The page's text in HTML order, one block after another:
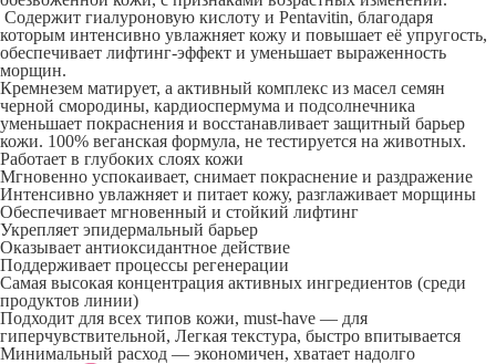
Содержит гиалуроновую кислоту и Pentavitin, благодаря
которым интенсивно увлажняет кожу и повышает её упругость,
обеспечивает лифтинг-эффект и уменьшает выраженность
морщин.
Кремнезем матирует, а активный комплекс из масел семян
черной смородины, кардиоспермума и подсолнечника
уменьшает покраснения и восстанавливает защитный барьер
кожи. 100% веганская формула, не тестируется на животных.
Работает в глубоких слоях кожи
Мгновенно успокаивает, снимает покраснение и раздражение
Интенсивно увлажняет и питает кожу, разглаживает морщины
Обеспечивает мгновенный и стойкий лифтинг
Укрепляет эпидермальный барьер
Оказывает антиоксидантное действие
Поддерживает процессы регенерации
Самая высокая концентрация активных ингредиентов (среди
продуктов линии)
Подходит для всех типов кожи, must-have — для
гиперчувствительной, Легкая текстура, быстро впитывается
Минимальный расход — экономичен, хватает надолго